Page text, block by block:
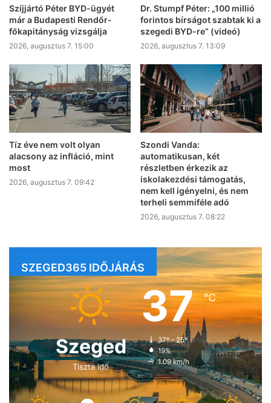
Szíjjártó Péter BYD-ügyét
már a Budapesti Rendőr-
főkapitányság vizsgálja
2026, augusztus 7. 15:00
Dr. Stumpf Péter: „100 millió
forintos bírságot szabtak ki a
szegedi BYD-re” (videó)
2026, augusztus 7. 13:09
Tíz éve nem volt olyan
alacsony az infláció, mint
most
2026, augusztus 7. 09:42
Szondi Vanda:
automatikusan, két
részletben érkezik az
iskolakezdési támogatás,
nem kell igényelni, és nem
terheli semmiféle adó
2026, augusztus 7. 08:22
SZEGED365 IDŐJÁRÁS
Szeged
Tiszta idő
37℃
37º - 25º
19%
1.09 km/h